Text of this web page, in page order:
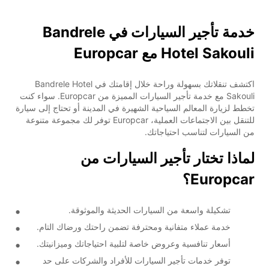
خدمة تأجير السيارات في Bandrele
Hotel Sakouli مع Europcar
اكتشف تنقلاتك بسهولة وراحة خلال إقامتك في Bandrele Hotel
Sakouli مع خدمة تأجير السيارات المميزة من Europcar. سواء كنت
تخطط لزيارة المعالم السياحية الشهيرة في المدينة أو تحتاج إلى سيارة
للتنقل بين الاجتماعات العملية، Europcar توفر لك مجموعة متنوعة
من السيارات لتناسب احتياجاتك.
لماذا تختار تأجير السيارات من
Europcar؟
تشكيلة واسعة من السيارات الحديثة والموثوقة.
خدمة عملاء متفانية ومحترفة تضمن راحتك ورضاك التام.
أسعار تنافسية وعروض خاصة لتلبية احتياجاتك وميزانيتك.
توفر خدمات تأجير السيارات للأفراد والشركات على حد